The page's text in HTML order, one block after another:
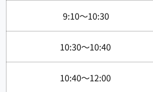
9:10～10:30
10:30～10:40
10:40～12:00